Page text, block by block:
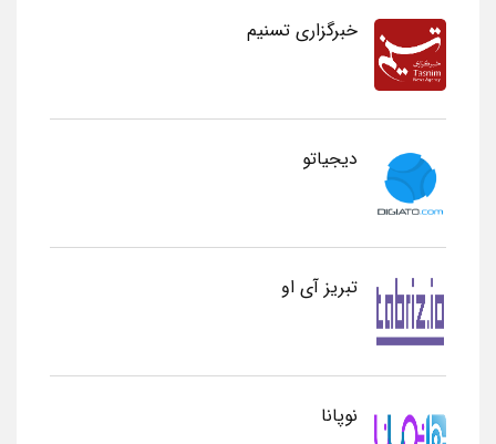
خبرگزاری تسنیم
دیجیاتو
تبریز آی او
نوپانا